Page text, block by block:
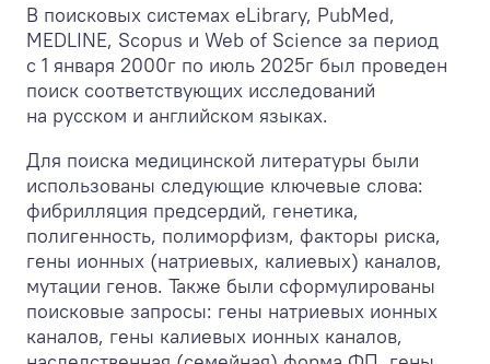
В поисковых системах eLibrary, PubMed,
MEDLINE, Scopus и Web of Science за период
с 1 января 2000г по июль 2025г был проведен
поиск соответствующих исследований
на русском и английском языках.
Для поиска медицинской литературы были
использованы следующие ключевые слова:
фибрилляция предсердий, генетика,
полигенность, полиморфизм, факторы риска,
гены ионных (натриевых, калиевых) каналов,
мутации генов. Также были сформулированы
поисковые запросы: гены натриевых ионных
каналов, гены калиевых ионных каналов,